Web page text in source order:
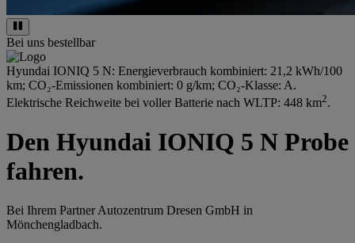
Bei uns bestellbar
Hyundai IONIQ 5 N: Energieverbrauch kombiniert: 21,2 kWh/100
km; CO₂-Emissionen kombiniert: 0 g/km; CO₂-Klasse: A.
Elektrische Reichweite bei voller Batterie nach WLTP: 448 km2.
Den Hyundai IONIQ 5 N Probe
fahren.
Bei Ihrem Partner Autozentrum Dresen GmbH in
Mönchengladbach.